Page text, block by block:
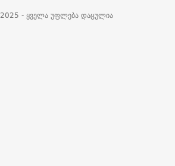
2025 - ყველა უფლება დაცულია